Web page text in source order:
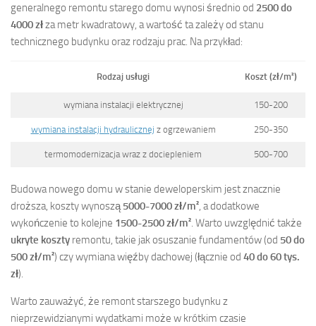
generalnego remontu starego domu wynosi średnio od 2500 do
4000 złza metr kwadratowy, a wartość ta zależy od stanu
technicznego budynku oraz rodzaju prac. Na przykład:
Rodzaj usługi Koszt (zł/m²)
wymiana instalacji elektrycznej 150-200
wymiana instalacji hydraulicznej z ogrzewaniem 250-350
termomodernizacja wraz z dociepleniem 500-700
Budowa nowego domu w stanie deweloperskim jest znacznie
droższa, koszty wynoszą5000-7000 zł/m², a dodatkowe
wykończenie to kolejne 1500-2500 zł/m². Warto uwzględnić także
ukryte koszty remontu, takie jak osuszanie fundamentów (od 50 do
500 zł/m²) czy wymiana więźby dachowej (łącznie od 40 do 60 tys.
zł).
Warto zauważyć, że remont starszego budynku z
nieprzewidzianymi wydatkami może w krótkim czasie